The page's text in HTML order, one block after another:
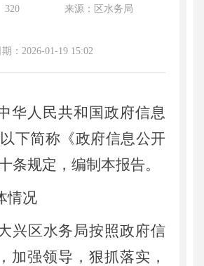
320 来源：区水务局
期：2026-01-19 15:02
人民共和国政府信息
下简称《政府信息公开
条规定，编制本报告。
况
区水务局按照政府信
加强领导，狠抓落实，